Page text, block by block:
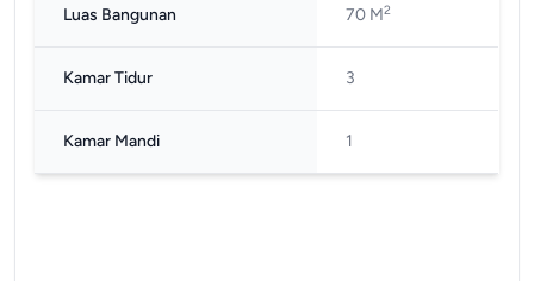
Luas Bangunan 70 M2
Kamar Tidur 3
Kamar Mandi 1